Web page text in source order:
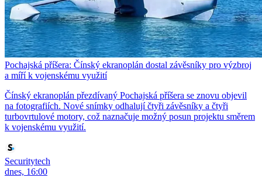
Pochajská příšera: Čínský ekranoplán dostal závěsníky pro výzbroj
a míří k vojenskému využití
Čínský ekranoplán přezdívaný Pochajská příšera se znovu objevil
na fotografiích. Nové snímky odhalují čtyři závěsníky a čtyři
turbovrtulové motory, což naznačuje možný posun projektu směrem
k vojenskému využití.
Securitytech
dnes, 16:00